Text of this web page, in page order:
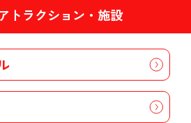
トラクション・施設